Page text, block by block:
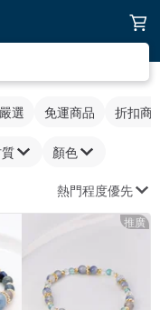
選 免運商品 折扣商
顏色
熱門程度優先
推廣